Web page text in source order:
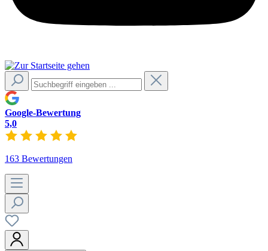
Google-Bewertung
5,0
163 Bewertungen